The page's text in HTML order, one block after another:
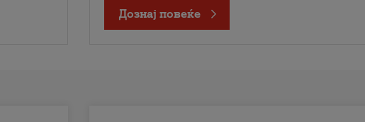
Дознај повеќе